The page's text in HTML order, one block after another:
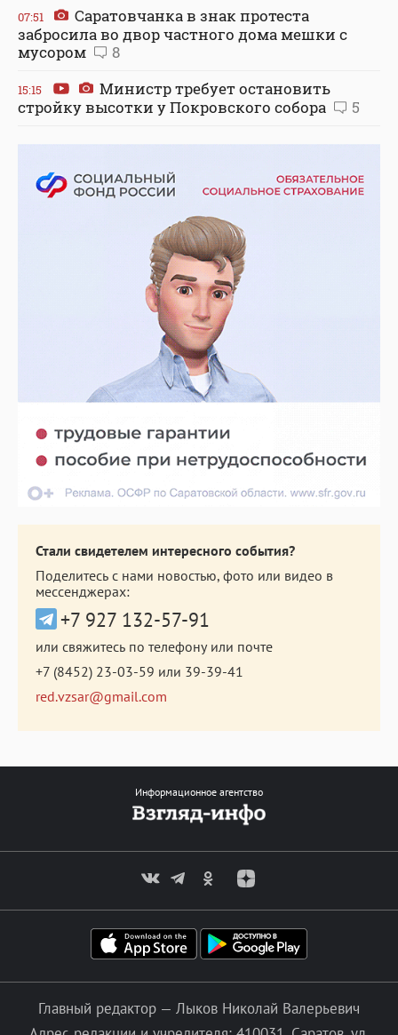
07:51
Саратовчанка в знак протеста
забросила во двор частного дома мешки с
мусором
8
15:15
Министр требует остановить
стройку высотки у Покровского собора
5
Стали свидетелем интересного события?
Поделитесь с нами новостью, фото или видео в
мессенджерах:
+7 927 132-57-91
или свяжитесь по телефону или почте
+7 (8452) 23-03-59 или 39-39-41
red.vzsar@gmail.com
Информационное агентство
Главный редактор — Лыков Николай Валерьевич